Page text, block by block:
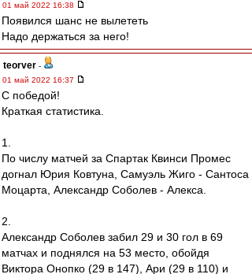
01 май 2022 16:38
Появился шанс не вылететь
Надо держаться за него!
teorver -
01 май 2022 16:37
С победой!
Краткая статистика.
1.
По числу матчей за Спартак Квинси Промес
догнал Юрия Ковтуна, Самуэль Жиго - Сантоса
Моцарта, Александр Соболев - Алекса.
2.
Александр Соболев забил 29 и 30 гол в 69
матчах и поднялся на 53 место, обойдя
Виктора Онопко (29 в 147), Ари (29 в 110) и